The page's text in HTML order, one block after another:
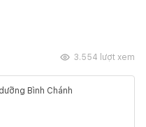
3.554 lượt xem
Bình Chánh